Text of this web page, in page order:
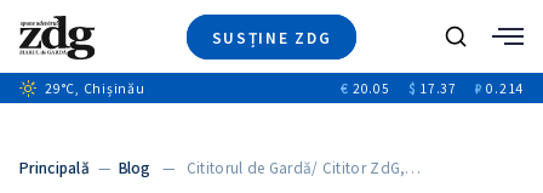
SUSȚINE ZDG
Ştiri
+12
Caută
29°C, Chișinău € 20.05 $ 17.37 ₽ 0.214
Principală — Blog — Cititorul de Gardă/ Cititor ZdG,…